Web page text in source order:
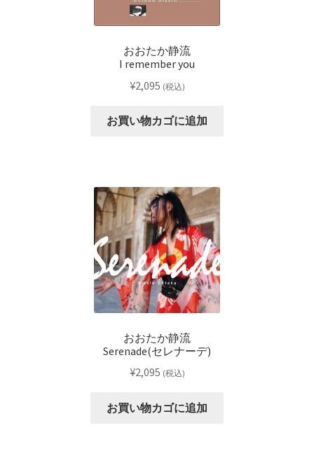
おおたか静流
I remember you
¥2,095 (税込)
お買い物カゴに追加
おおたか静流
Serenade(セレナーデ)
¥2,095 (税込)
お買い物カゴに追加